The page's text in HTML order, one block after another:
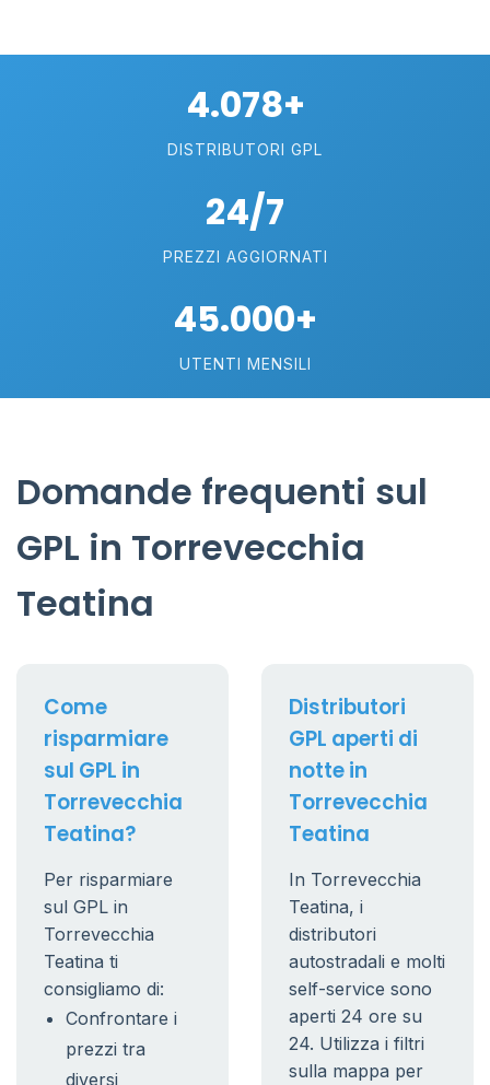
4.078+
DISTRIBUTORI GPL
24/7
PREZZI AGGIORNATI
45.000+
UTENTI MENSILI
Domande frequenti sul
GPL in Torrevecchia
Teatina
Come
risparmiare
sul GPL in
Torrevecchia
Teatina?
Per risparmiare
sul GPL in
Torrevecchia
Teatina ti
consigliamo di:
Confrontare i
prezzi tra
diversi
Distributori
GPL aperti di
notte in
Torrevecchia
Teatina
In Torrevecchia
Teatina, i
distributori
autostradali e molti
self-service sono
aperti 24 ore su
24. Utilizza i filtri
sulla mappa per